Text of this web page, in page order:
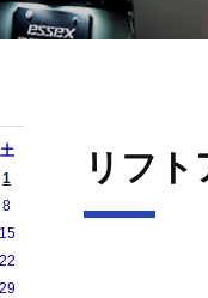
リフ
土
1
8
15
22
29